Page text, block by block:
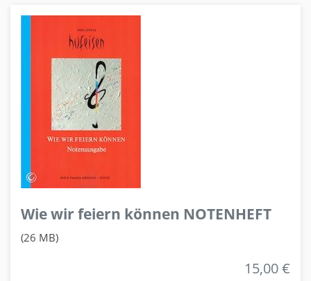
Wie wir feiern können NOTENHEFT
(26 MB)
15,00 €